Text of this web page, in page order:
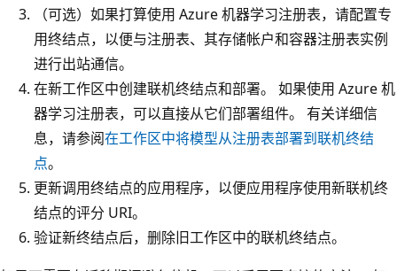
（可选）如果打算使用 Azure 机器学习注册表，请配置专
用终结点，以便与注册表、其存储帐户和容器注册表实例
进行出站通信。
在新工作区中创建联机终结点和部署。 如果使用 Azure 机
器学习注册表，可以直接从它们部署组件。 有关详细信
息，请参阅在工作区中将模型从注册表部署到联机终结
点。
更新调用终结点的应用程序，以便应用程序使用新联机终
结点的评分 URI。
验证新终结点后，删除旧工作区中的联机终结点。